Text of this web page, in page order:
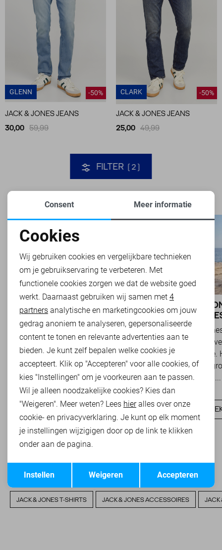
GLENN -50%
JACK & JONES JEANS
30,00 59,99
CLARK -50%
JACK & JONES JEANS
25,00 49,99
FILTER 2
BASICS: DE ONMISBARE BASIS VAN
IEDERE GARDEROBE
Basics zijn tijdloze kledingstukken die een
belangrijke rol spelen binnen een veelzijdige
garderobe. Ze zijn eenvoudig te combineren,
onafhankelijk van...
ONTDEK NU
JACK &
EN
Jack &
van
denimlabel...
HEB JE DIT AL EENS BEKEKEN?
JACK & JONES T-SHIRTS JACK & JONES ACCESSOIRES JACK
Noodzakelijke cookies
Personalisatie cookies
Analytische cookies
Marketing cookies
Terug Opslaan
Consent Meer informatie
Cookies
Wij gebruiken cookies en vergelijkbare technieken
om je gebruikservaring te verbeteren. Met
functionele cookies zorgen we dat de website goed
werkt. Daarnaast gebruiken wij samen met 4
partners analytische en marketingcookies om jouw
gedrag anoniem te analyseren, gepersonaliseerde
content te tonen en relevante advertenties aan te
bieden. Je kunt zelf bepalen welke cookies je
accepteert. Klik op "Accepteren" voor alle cookies, of
kies "Instellingen" om je voorkeuren aan te passen.
Wil je alleen noodzakelijke cookies? Kies dan
"Weigeren". Meer weten? Lees hieralles over onze
cookie- en privacyverklaring. Je kunt op elk moment
je instellingen wijzigigen door op de link te klikken
onder aan de pagina.
Accepteren
Weigeren
Instellen